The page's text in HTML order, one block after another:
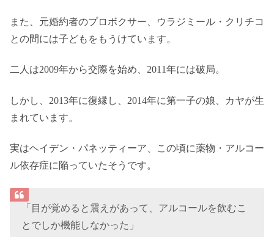
また、元婚約者のプロボクサー、ウラジミール・クリチコ
との間には子どもをもうけています。
二人は2009年から交際を始め、2011年には破局。
しかし、2013年に復縁し、2014年に第一子の娘、カヤが生
まれています。
実はヘイデン・パネッティーア、この頃に薬物・アルコー
ル依存症に陥っていたそうです。
「目が覚めると震えがあって、アルコールを飲むこ
とでしか機能しなかった」